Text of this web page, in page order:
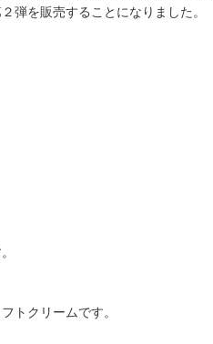
弾を販売することになりました。
クリームです。